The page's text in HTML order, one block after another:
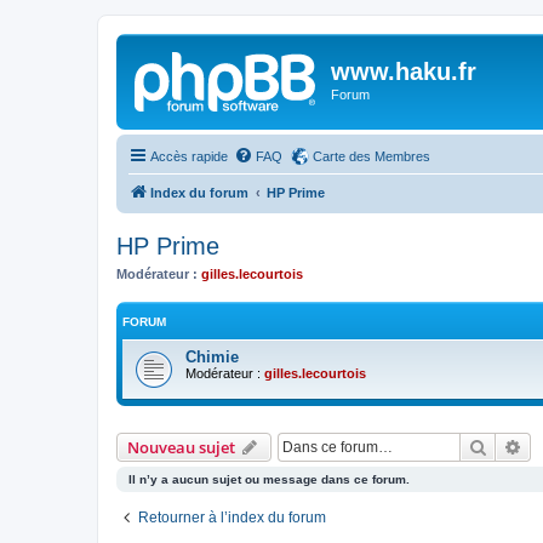
www.haku.fr
Forum
Accès rapide FAQ Carte des Membres
Index du forum HP Prime
HP Prime
Modérateur : gilles.lecourtois
FORUM
Chimie
Modérateur : gilles.lecourtois
Nouveau sujet
Il n’y a aucun sujet ou message dans ce forum.
Retourner à l’index du forum